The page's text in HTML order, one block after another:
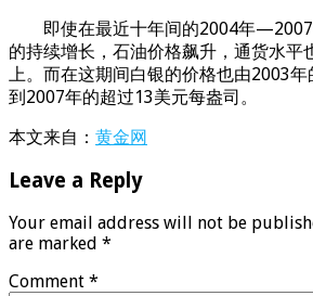
即使在最近十年间的2004年—2007
的持续增长，石油价格飙升，通货水平
上。而在这期间白银的价格也由2003
到2007年的超过13美元每盎司。
本文来自： 黄金网
Leave a Reply
Your email address will not be
are marked *
Comment *